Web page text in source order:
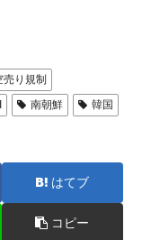
山以前に最高位
次いで多く打っ
売り規制
南朝鮮 韓国
はてブ
コピー